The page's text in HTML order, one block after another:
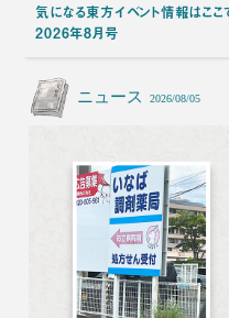
気になる東方イベント情報はここ
2026年8月号
ニュース 2026/08/05